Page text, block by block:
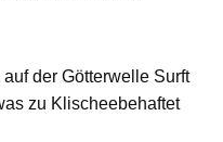
der Götterwelle Surft
zu Klischeebehaftet